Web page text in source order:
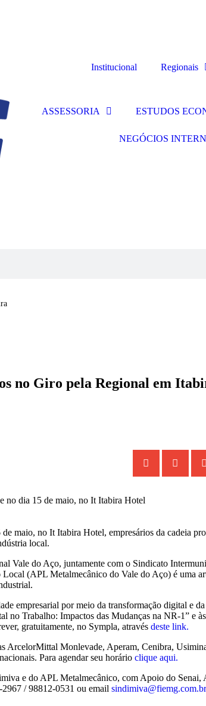
Institucional Regionais
ASSESSORIA ESTUDOS
NEGÓCIOS
no Giro pela Regional em
maio, no It Itabira Hotel, empresários da cadeia
local.
Vale do Aço, juntamente com o Sindicato
(APL Metalmecânico do Vale do Aço) é uma
empresarial por meio da transformação digital e
no Trabalho: Impactos das Mudanças na NR-1” e
gratuitamente, no Sympla, através deste link.
ArcelorMittal Monlevade, Aperam, Cenibra,
Para agendar seu horário clique aqui.
e do APL Metalmecânico, com Apoio do
/ 98812-0531 ou email sindimiva@fiemg.com.br